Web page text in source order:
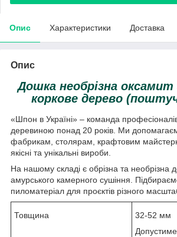
Опис Характеристики Доставка
Опис
Дошка необрізна оксамит
коркове дерево
«Шпон в Україні» – команда
деревиною понад 20 років. Ми
фабрикам, столярам, ​​крафтовим
якісні та унікальні вироби.
На нашому складі є обрізна та необрізна
амурського камерного сушіння.
пиломатеріал для проєктів різного
Товщина
32-52 мм